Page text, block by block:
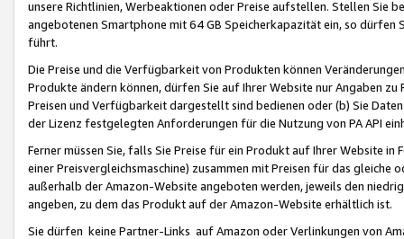
unsere Richtlinien, Werbeaktionen oder Preise aufstellen. Stellen Sie
angebotenen Smartphone mit 64 GB Speicherkapazität ein, so dürfen
führt.
Die Preise und die Verfügbarkeit von Produkten können
Produkte ändern können, dürfen Sie auf Ihrer Website nur Angaben
Preisen und Verfügbarkeit dargestellt sind bedienen oder (b) Sie
der Lizenz festgelegten Anforderungen für die Nutzung von PA API
Ferner müssen Sie, falls Sie Preise für ein Produkt auf Ihrer Website
einer Preisvergleichsmaschine) zusammen mit Preisen für das
außerhalb der Amazon-Website angeboten werden, jeweils den
angeben, zu dem das Produkt auf der Amazon-Website erhältlich ist.
Sie dürfen keine Partner-Links auf Amazon oder Verlinkungen von